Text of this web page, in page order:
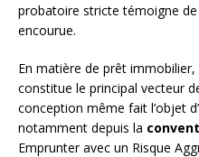
probatoire stricte témoigne
encourue.
En matière de prêt
constitue le principal vecteur
conception même fait l’objet
notamment depuis la
Emprunter avec un Risque